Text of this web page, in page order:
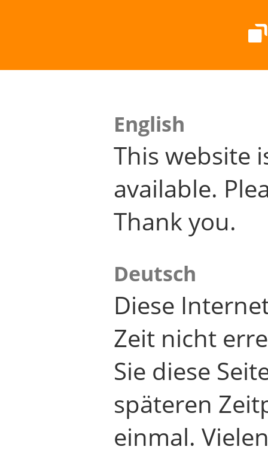
English
This website
available.
Thank you.
Deutsch
Diese
Zeit nicht
Sie diese
späteren
einmal.